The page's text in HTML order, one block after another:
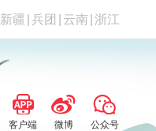
新疆 兵团 云南 浙江
客户端 微博 公众号